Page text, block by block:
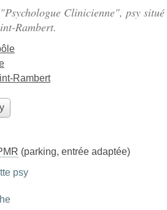
Clinicienne", psy situé
Rambert.
Rambert
(parking, entrée adaptée)
psy